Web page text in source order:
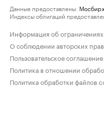
Данные предоставлены:
Индексы облигаций
Информация об ограничениях
О соблюдении авторских прав
Пользовательское соглашение
Политика в отношении
Политика обработки файлов